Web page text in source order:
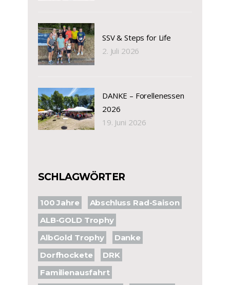
SSV & Steps for Life
2. Juli 2026
DANKE – Forellenessen
2026
19. Juni 2026
SCHLAGWÖRTER
100 Jahre
Abschluss Rad-Saison
ALB-GOLD Trophy
AlbGold Trophy
Danke
Dorfhockete
DRK
Familienausfahrt